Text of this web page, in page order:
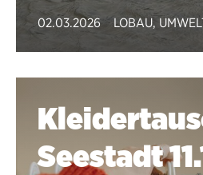
02.03.2026 LOBAU,
Seestadt